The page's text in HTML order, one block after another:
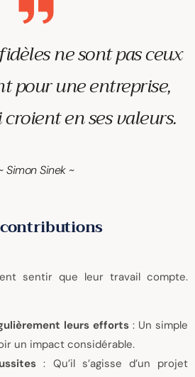
Simon Sinek ~
ne sont pas ceux
pour une entreprise,
en ses valeurs.
sentir que leur travail compte.
leurs efforts : Un simple
un impact considérable.
: Qu’il s’agisse d’un projet